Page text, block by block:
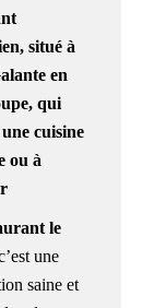
situé à
en
qui
cuisine
ou à
le
une
saine et